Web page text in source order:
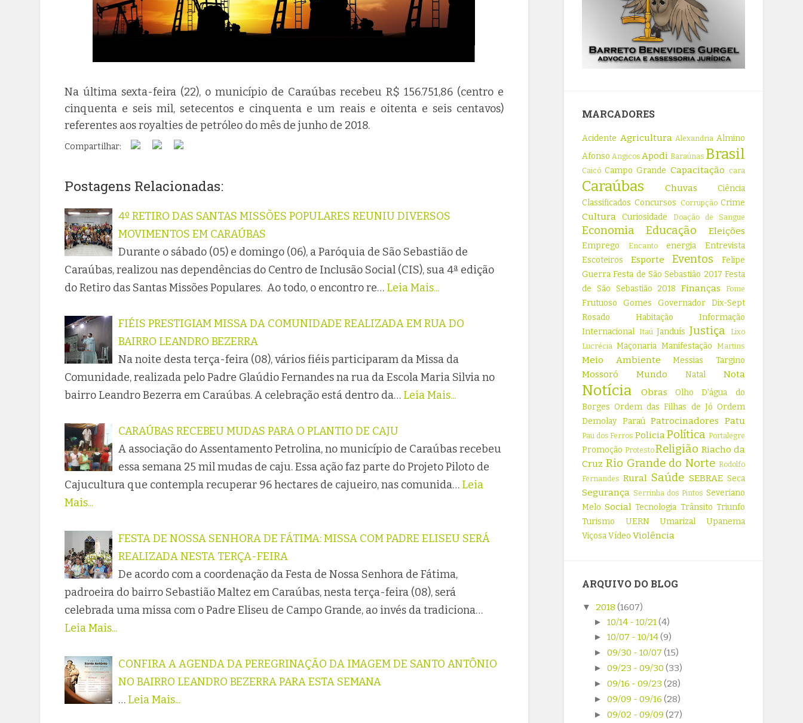
Na última sexta-feira (22), o município de Caraúbas recebeu R$ 156.751,86 (centro e
cinquenta e seis mil, setecentos e cinquenta e um reais e oitenta e seis centavos)
referentes aos royalties de petróleo do mês de junho de 2018.
Compartilhar:
Postagens Relacionadas:
4º RETIRO DAS SANTAS MISSÕES POPULARES REUNIU DIVERSOS
MOVIMENTOS EM CARAÚBAS
Durante o sábado (05) e domingo (06), a Paróquia de São Sebastião de
Caraúbas, realizou nas dependências do Centro de Inclusão Social (CIS), sua 4ª edição
do Retiro das Santas Missões Populares. Ao todo, o encontro re… Leia Mais...
FIÉIS PRESTIGIAM MISSA DA COMUNIDADE REALIZADA EM RUA DO
BAIRRO LEANDRO BEZERRA
Na noite desta terça-feira (08), vários fiéis participaram da Missa da
Comunidade, realizada pelo Padre Glaúdio Fernandes na rua da Escola Maria Silvia no
bairro Leandro Bezerra em Caraúbas. A celebração está dentro da… Leia Mais...
CARAÚBAS RECEBEU MUDAS PARA O PLANTIO DE CAJU
A associação do Assentamento Petrolina, no município de Caraúbas recebeu
essa semana 25 mil mudas de caju. Essa ação faz parte do Projeto Piloto de
Cajucultura que contempla recuperar 96 hectares de cajueiro, nas comunida… Leia
Mais...
FESTA DE NOSSA SENHORA DE FÁTIMA: MISSA COM PADRE ELISEU SERÁ
REALIZADA NESTA TERÇA-FEIRA
De acordo com a coordenação da Festa de Nossa Senhora de Fátima,
padroeira do bairro Sebastião Maltez em Caraúbas, nesta terça-feira (08), será
celebrada uma missa com o Padre Eliseu de Campo Grande, ao invés da tradiciona…
Leia Mais...
CONFIRA A AGENDA DA PEREGRINAÇÃO DA IMAGEM DE SANTO ANTÔNIO
NO BAIRRO LEANDRO BEZERRA PARA ESTA SEMANA
… Leia Mais...
MARCADORES
Acidente Agricultura Alexandria Almino
Afonso Angicos Apodi Baraúnas Brasil
Caicó Campo Grande Capacitação cara
Caraúbas Chuvas
Ciência
Classificados Concursos Corrupção Crime
Cultura Curiosidade Doação de Sangue
Economia Educação Eleições
Emprego Encanto energia
Entrevista
Escoteiros
Esporte Eventos
Felipe
Guerra Festa de São Sebastião 2017 Festa
de São Sebastião 2018 Finanças Fome
Frutuoso Gomes
Governador Dix-Sept
Rosado
Habitação
Informação
Internacional
Itaú Janduís Justiça
Lixo
Lucrécia Maçonaria Manifestação Martins
Meio Ambiente Messias Targino
Mossoró Mundo Natal Nota
Notícia Obras
Olho D'água do
Borges Ordem das Filhas de Jó Ordem
Demolay Paraú Patrocinadores Patu
Pau dos Ferros PoliciaPolítica Portalegre
Promoção ProtestoReligião Riacho da
Cruz Rio Grande do Norte Rodolfo
Fernandes Rural Saúde SEBRAE Seca
Segurança Serrinha dos Pintos Severiano
Melo Social Tecnologia Trânsito Triunfo
Turismo
UERN Umarizal
Upanema
ViçosaVídeo Violência
ARQUIVO DO BLOG
▼ 2018(1607)
► 10/14 - 10/21(4)
► 10/07 - 10/14(9)
► 09/30 - 10/07 (15)
► 09/23 - 09/30 (33)
► 09/16 - 09/23 (28)
► 09/09 - 09/16 (28)
► 09/02 - 09/09 (27)